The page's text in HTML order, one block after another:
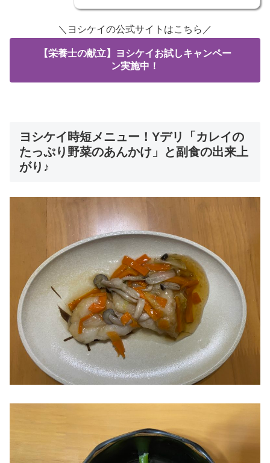
＼ヨシケイの公式サイトはこちら／
【栄養士の献立】ヨシケイお試しキャンペー
ン実施中！
ヨシケイ時短メニュー！Yデリ「カレイの
たっぷり野菜のあんかけ」と副食の出来上
がり♪